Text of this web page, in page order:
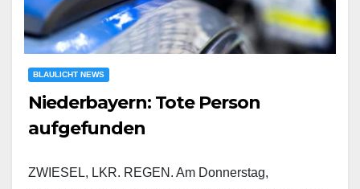
BLAULICHT NEWS
Niederbayern: Tote Person
aufgefunden
ZWIESEL, LKR. REGEN. Am Donnerstag,